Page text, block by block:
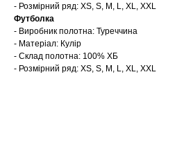
- Розмірний ряд: XS, S, M, L, XL, XXL
Футболка
- Виробник полотна: Туреччина
- Матеріал: Кулір
- Склад полотна: 100% ХБ
- Розмірний ряд: XS, S, M, L, XL, XXL